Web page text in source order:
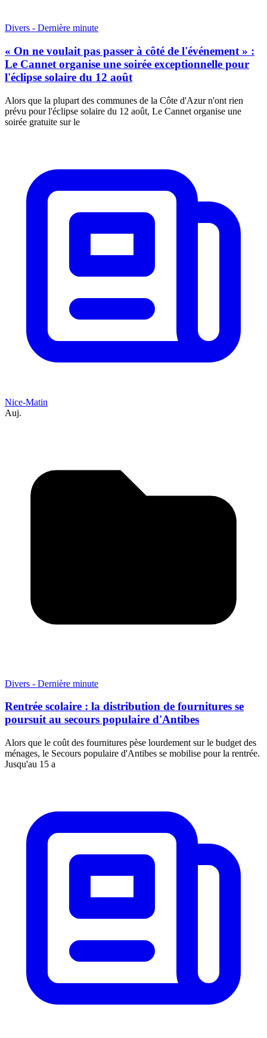
Divers - Dernière minute
« On ne voulait pas passer à côté de l'événement » :
Le Cannet organise une soirée exceptionnelle pour
l'éclipse solaire du 12 août
Alors que la plupart des communes de la Côte d'Azur n'ont rien
prévu pour l'éclipse solaire du 12 août, Le Cannet organise une
soirée gratuite sur le
Nice-Matin
Auj.
Divers - Dernière minute
Rentrée scolaire : la distribution de fournitures se
poursuit au secours populaire d'Antibes
Alors que le coût des fournitures pèse lourdement sur le budget des
ménages, le Secours populaire d'Antibes se mobilise pour la rentrée.
Jusqu'au 15 a